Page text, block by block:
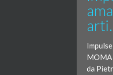
arti.
MOMA
da